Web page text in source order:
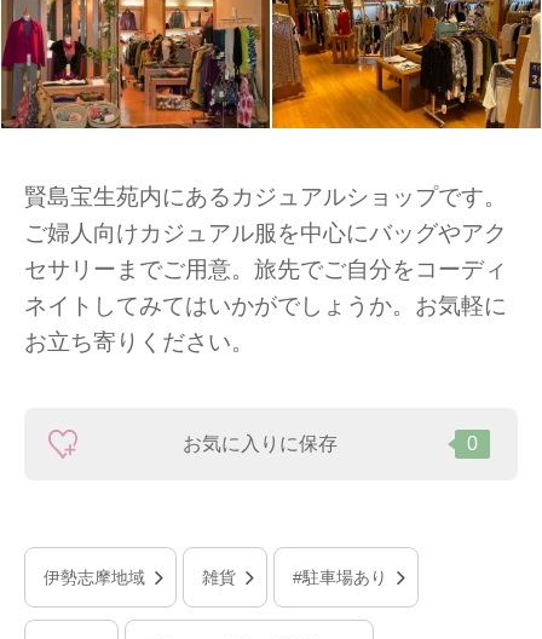
賢島宝生苑内にあるカジュアルショップです。
ご婦人向けカジュアル服を中心にバッグやアク
セサリーまでご用意。旅先でご自分をコーディ
ネイトしてみてはいかがでしょうか。お気軽に
お立ち寄りください。
お気に入りに保存 0
伊勢志摩地域 雑貨 #駐車場あり